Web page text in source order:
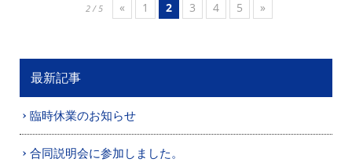
2 / 5 « 1 2 3 4 5 »
最新記事
臨時休業のお知らせ
合同説明会に参加しました。